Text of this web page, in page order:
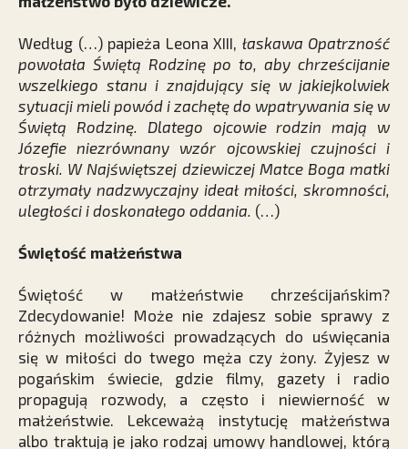
Według (…) papieża Leona XIII, łaskawa Opatrzność
powołała Świętą Rodzinę po to, aby chrześcijanie
wszelkiego stanu i znajdujący się w jakiejkolwiek
sytuacji mieli powód i zachętę do wpatrywania się w
Świętą Rodzinę. Dlatego ojcowie rodzin mają w
Józefie niezrównany wzór ojcowskiej czujności i
troski. W Najświętszej dziewiczej Matce Boga matki
otrzymały nadzwyczajny ideał miłości, skromności,
uległości i doskonałego oddania. (…)
Świętość małżeństwa
Świętość w małżeństwie chrześcijańskim?
Zdecydowanie! Może nie zdajesz sobie sprawy z
różnych możliwości prowadzących do uświęcania
się w miłości do twego męża czy żony. Żyjesz w
pogańskim świecie, gdzie filmy, gazety i radio
propagują rozwody, a często i niewierność w
małżeństwie. Lekceważą instytucję małżeństwa
albo traktują je jako rodzaj umowy handlowej, którą